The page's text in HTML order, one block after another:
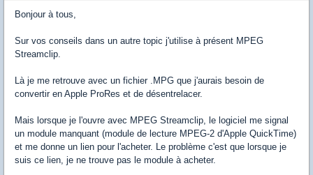
Bonjour à tous,
Sur vos conseils dans un autre topic j'utilise à présent MPEG
Streamclip.
Là je me retrouve avec un fichier .MPG que j'aurais besoin de
convertir en Apple ProRes et de désentrelacer.
Mais lorsque je l'ouvre avec MPEG Streamclip, le logiciel me signal
un module manquant (module de lecture MPEG-2 d'Apple QuickTime)
et me donne un lien pour l'acheter. Le problème c'est que lorsque je
suis ce lien, je ne trouve pas le module à acheter.